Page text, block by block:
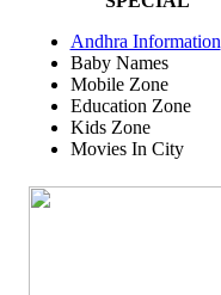
Andhra Information
Baby Names
Mobile Zone
Education Zone
Kids Zone
Movies In City